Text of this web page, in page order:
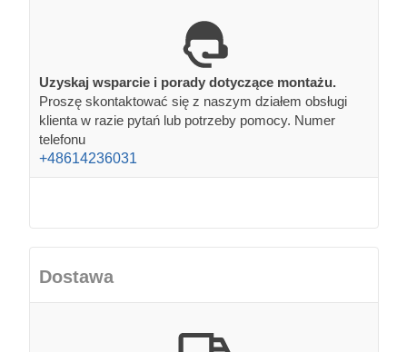
Uzyskaj wsparcie i porady dotyczące montażu.
Proszę skontaktować się z naszym działem obsługi
klienta w razie pytań lub potrzeby pomocy. Numer
telefonu
+48614236031
Dostawa